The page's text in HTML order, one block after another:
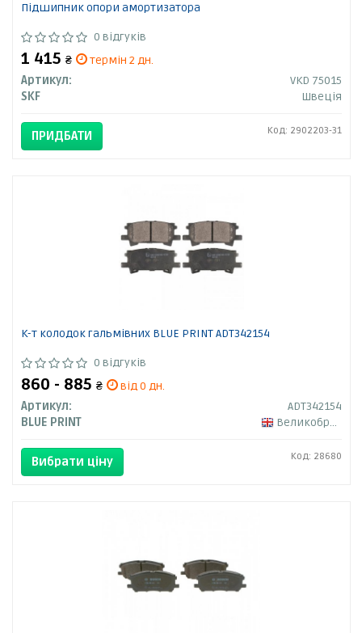
Підшипник опори амортизатора
0 відгуків
1 415 ₴
термін 2 дн.
Артикул:
VKD 75015
SKF
Швеція
ПРИДБАТИ Код: 2902203-31
К-т колодок гальмівних BLUE PRINT ADT342154
0 відгуків
860 - 885 ₴
від 0 дн.
Артикул:
ADT342154
BLUE PRINT
Великобританія
Вибрати ціну Код: 28680